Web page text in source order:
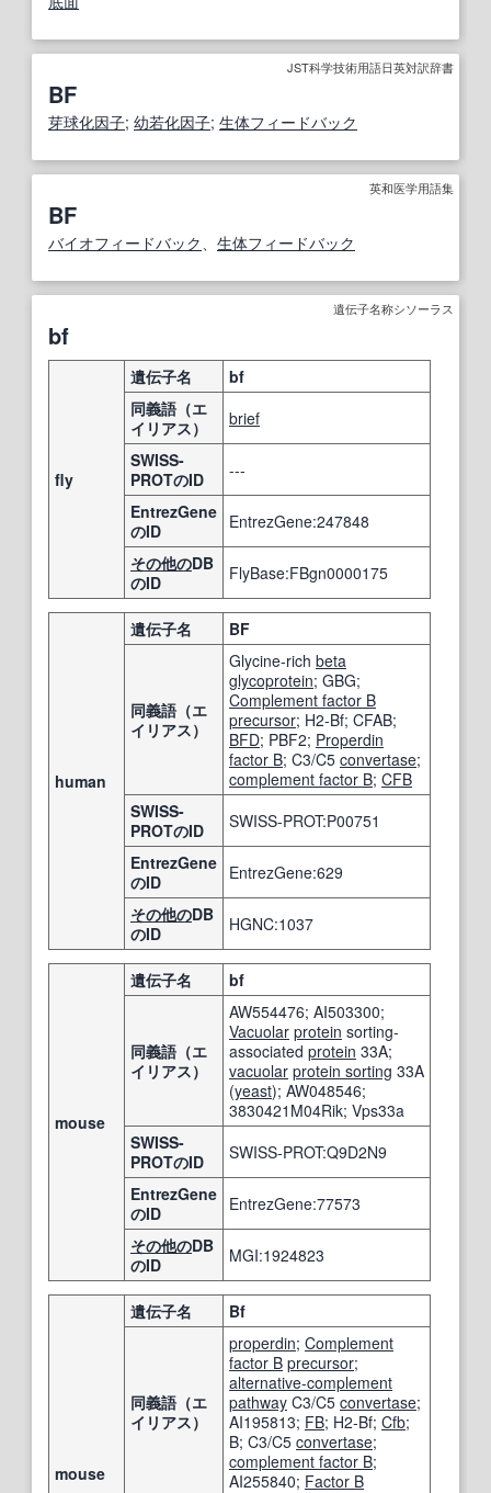
JST科学技術用語日英対訳辞書
BF
芽球化因子; 幼若化因子; 生体フィードバック
英和医学用語集
BF
バイオフィードバック 生体フィードバック
遺伝子名称シソーラス
bf
fly
遺伝子名
bf
同義語（エ
イリアス）
brief
SWISS-
PROTのID
---
EntrezGene
のID
EntrezGene:247848
その他のDB
のID
FlyBase:FBgn0000175
human
遺伝子名 BF
同義語（エ
イリアス）
Glycine-rich beta
glycoprotein; GBG;
Complement factor B
precursor; H2-Bf; CFAB;
BFD; PBF2; Properdin
factor B; C3/C5 convertase;
complement factor B; CFB
SWISS-
PROTのID
SWISS-PROT:P00751
EntrezGene
のID
EntrezGene:629
その他のDB
のID
HGNC:1037
mouse
遺伝子名 bf
同義語（エ
イリアス）
AW554476; AI503300;
Vacuolar protein sorting-
associated protein 33A;
vacuolar protein sorting 33A
(yeast); AW048546;
3830421M04Rik; Vps33a
SWISS-
PROTのID
SWISS-PROT:Q9D2N9
EntrezGene
のID
EntrezGene:77573
その他のDB
のID
MGI:1924823
mouse
遺伝子名 Bf
同義語（エ
イリアス）
properdin; Complement
factor B precursor;
alternative-complement
pathway C3/C5 convertase;
AI195813; FB; H2-Bf; Cfb;
B; C3/C5 convertase;
complement factor B;
AI255840; Factor B